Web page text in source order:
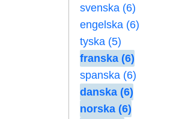
svenska (6)
engelska (6)
tyska (5)
franska (6)
spanska (6)
danska (6)
norska (6)